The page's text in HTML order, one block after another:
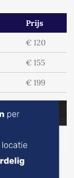
Prijs
€ 120
€ 155
€ 199